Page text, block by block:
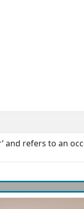
and refers to an